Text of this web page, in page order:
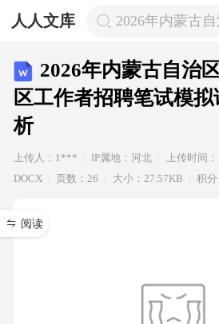
人人文库 2026年内蒙古
2026年内蒙古自治
区工作者招聘笔试模
析
上传人：1*** IP属地：河北 上传时间
DOCX
页数：26 大小：27.57KB 积分
阅读